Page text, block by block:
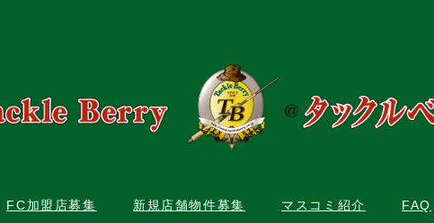
FC加盟店募集 新規店舗物件募集 マスコミ紹介 FAQ